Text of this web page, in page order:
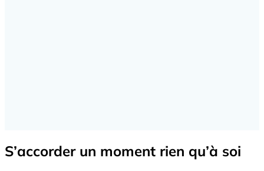
S’accorder un moment rien qu’à soi